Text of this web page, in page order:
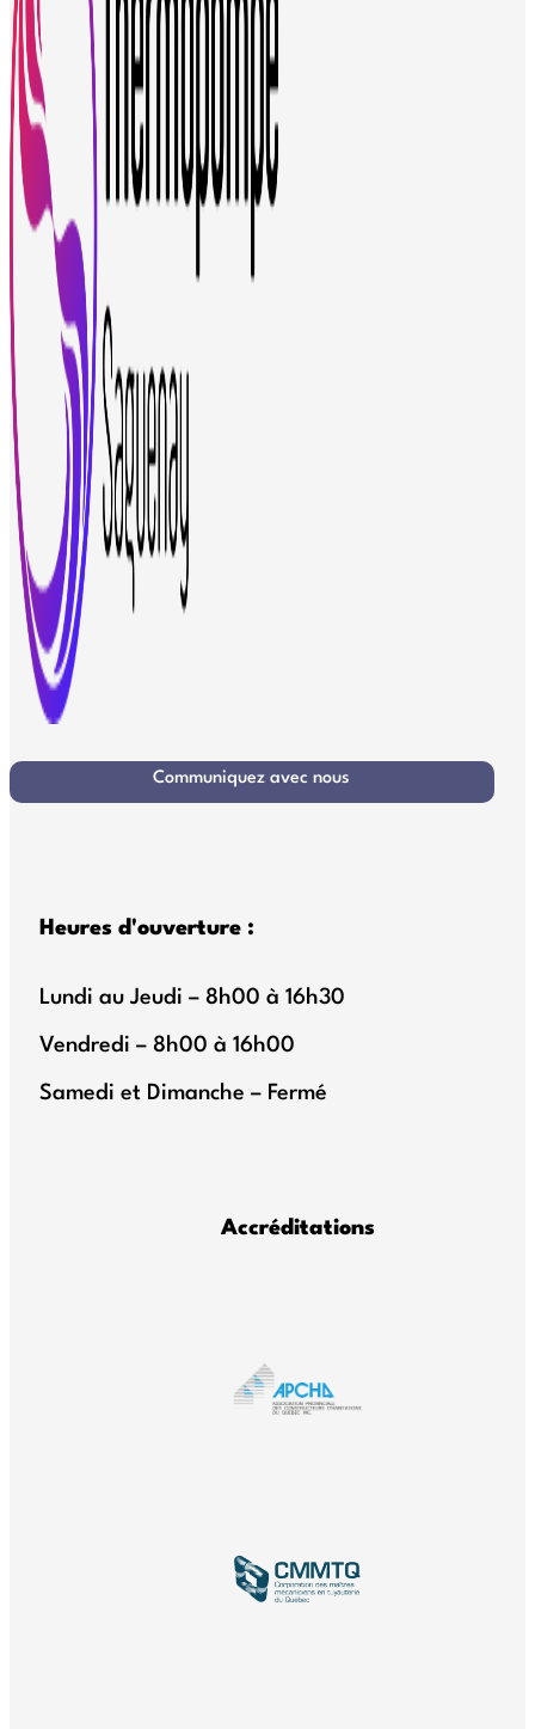
Communiquez avec nous
Heures d'ouverture :
Lundi au Jeudi – 8h00 à 16h30
Vendredi – 8h00 à 16h00
Samedi et Dimanche – Fermé
Accréditations